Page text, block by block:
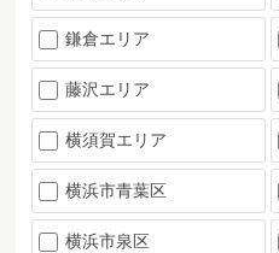
鎌倉エリア
藤沢エリア
横須賀エリア
横浜市青葉区
横浜市泉区